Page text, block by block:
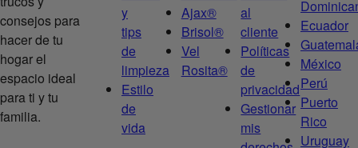
consejos para
hacer de tu
hogar el
espacio ideal
para ti y tu
familia.
y
tips
de
limpieza
Estilo
de
vida
Ajax®
Brisol®
Vel
Rosita®
al
cliente
Políticas
de
privacidad
Gestionar
mis
Ecuador
México
Perú
Puerto
Rico
Uruguay